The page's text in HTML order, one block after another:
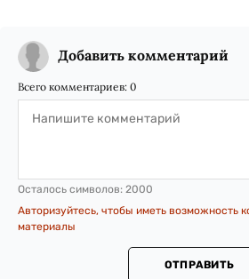
Добавить комментарий
Всего комментариев: 0
Осталось символов: 2000
Авторизуйтесь, чтобы иметь возможность
материалы
ОТПРАВИТЬ